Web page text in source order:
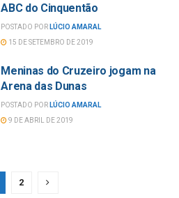
ABC do Cinquentão
POSTADO POR LÚCIO AMARAL
15 DE SETEMBRO DE 2019
Meninas do Cruzeiro jogam na
Arena das Dunas
POSTADO POR LÚCIO AMARAL
9 DE ABRIL DE 2019
2